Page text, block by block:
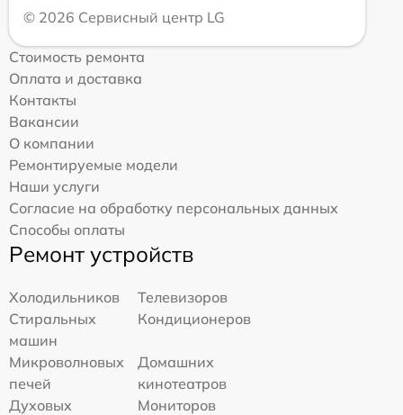
© 2026 Сервисный центр LG
Стоимость ремонта
Оплата и доставка
Контакты
Вакансии
О компании
Ремонтируемые модели
Наши услуги
Согласие на обработку персональных данных
Способы оплаты
Ремонт устройств
Холодильников
Телевизоров
Стиральных
машин
Кондиционеров
Микроволновых
печей
Домашних
кинотеатров
Духовых
Мониторов